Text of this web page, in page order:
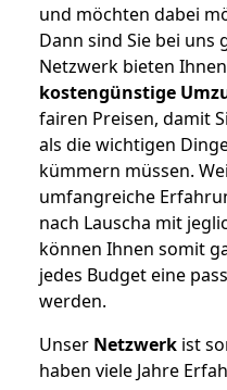
und möchten dabei
Dann sind Sie bei uns
Netzwerk bieten Ihnen
kostengünstige
fairen Preisen, damit
als die wichtigen
kümmern müssen.
umfangreiche
nach Lauscha mit
können Ihnen somit
jedes Budget eine
werden.
Unser Netzwerk ist
haben viele Jahre